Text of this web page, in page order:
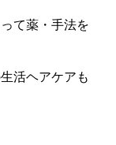
て薬・手法を
活ヘアケアも